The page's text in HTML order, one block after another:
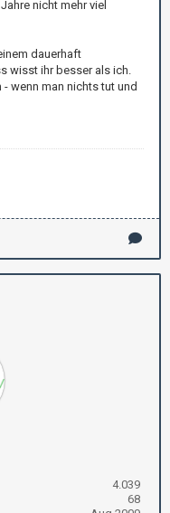
nicht mehr viel
dauerhaft
wisst ihr besser als ich.
wenn man nichts tut und
4.039
68